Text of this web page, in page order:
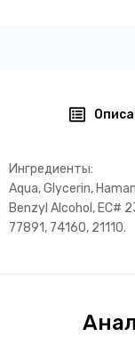
Ингредиенты:
Aqua, Glycerin,
Benzyl Alcohol, EC#
77891, 74160, 21110.